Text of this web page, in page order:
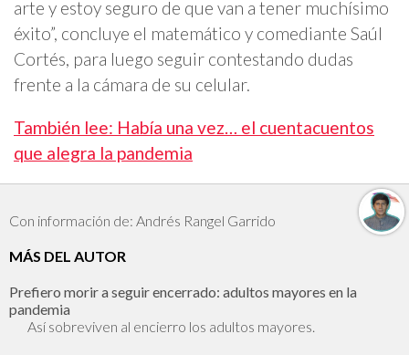
arte y estoy seguro de que van a tener muchísimo
éxito”, concluye el matemático y comediante Saúl
Cortés, para luego seguir contestando dudas
frente a la cámara de su celular.
También lee: Había una vez… el cuentacuentos
que alegra la pandemia
Con información de: Andrés Rangel Garrido
MÁS DEL AUTOR
Prefiero morir a seguir encerrado: adultos mayores en la
pandemia
Así sobreviven al encierro los adultos mayores.